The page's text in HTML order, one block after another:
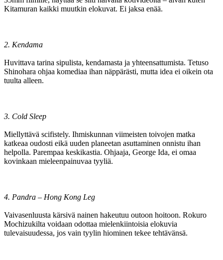
Kitamuran kaikki muutkin elokuvat. Ei jaksa enää.
2. Kendama
Huvittava tarina sipulista, kendamasta ja yhteensattumista. Tetuso
Shinohara ohjaa komediaa ihan näppärästi, mutta idea ei oikein ota
tuulta alleen.
3. Cold Sleep
Miellyttävä scifistely. Ihmiskunnan viimeisten toivojen matka
katkeaa oudosti eikä uuden planeetan asuttaminen onnistu ihan
helpolla. Parempaa keskikastia. Ohjaaja, George Ida, ei omaa
kovinkaan mieleenpainuvaa tyyliä.
4. Pandra – Hong Kong Leg
Vaivasenluusta kärsivä nainen hakeutuu outoon hoitoon. Rokuro
Mochizukilta voidaan odottaa mielenkiintoisia elokuvia
tulevaisuudessa, jos vain tyylin hiominen tekee tehtävänsä.